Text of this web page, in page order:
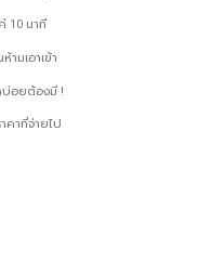
10 นาที
ามเอาเข้า
บ่อยต้องมี !
คาที่จ่ายไป